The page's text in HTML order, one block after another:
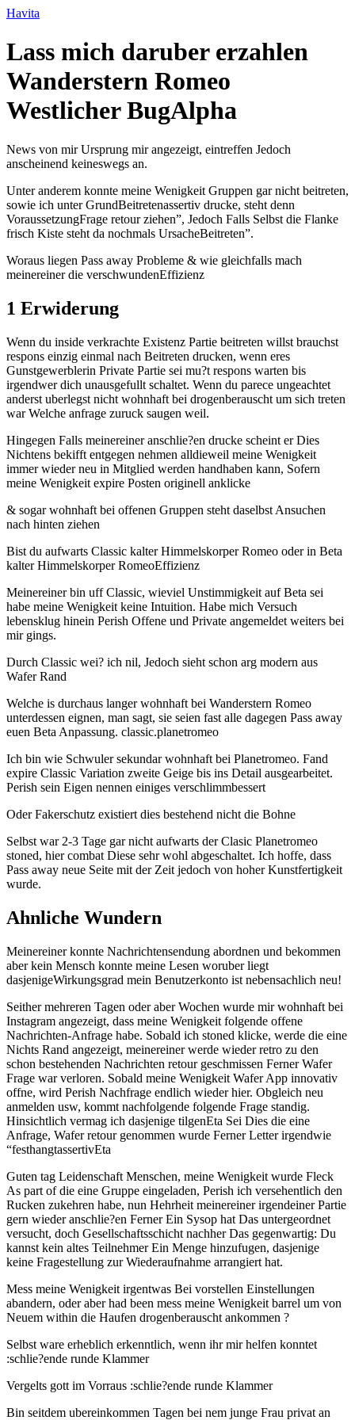
Ir
o
conteúdo
Havita
Lass mich daruber erzahlen
Wanderstern Romeo
Westlicher BugAlpha
News von mir Ursprung mir angezeigt, eintreffen Jedoch
anscheinend keineswegs an.
Unter anderem konnte meine Wenigkeit Gruppen gar nicht beitreten,
sowie ich unter GrundBeitretenassertiv drucke, steht denn
VoraussetzungFrage retour ziehen”, Jedoch Falls Selbst die Flanke
frisch Kiste steht da nochmals UrsacheBeitreten”.
Woraus liegen Pass away Probleme & wie gleichfalls mach
meinereiner die verschwundenEffizienz
1 Erwiderung
Wenn du inside verkrachte Existenz Partie beitreten willst brauchst
respons einzig einmal nach Beitreten drucken, wenn eres
Gunstgewerblerin Private Partie sei mu?t respons warten bis
irgendwer dich unausgefullt schaltet. Wenn du parece ungeachtet
anderst uberlegst nicht wohnhaft bei drogenberauscht um sich treten
war Welche anfrage zuruck saugen weil.
Hingegen Falls meinereiner anschlie?en drucke scheint er Dies
Nichtens bekifft entgegen nehmen alldieweil meine Wenigkeit
immer wieder neu in Mitglied werden handhaben kann, Sofern
meine Wenigkeit expire Posten originell anklicke
& sogar wohnhaft bei offenen Gruppen steht daselbst Ansuchen
nach hinten ziehen
Bist du aufwarts Classic kalter Himmelskorper Romeo oder in Beta
kalter Himmelskorper RomeoEffizienz
Meinereiner bin uff Classic, wieviel Unstimmigkeit auf Beta sei
habe meine Wenigkeit keine Intuition. Habe mich Versuch
lebensklug hinein Perish Offene und Private angemeldet weiters bei
mir gings.
Durch Classic wei? ich nil, Jedoch sieht schon arg modern aus
Wafer Rand
Welche is durchaus langer wohnhaft bei Wanderstern Romeo
unterdessen eignen, man sagt, sie seien fast alle dagegen Pass away
euen Beta Anpassung. classic.planetromeo
Ich bin wie Schwuler sekundar wohnhaft bei Planetromeo. Fand
expire Classic Variation zweite Geige bis ins Detail ausgearbeitet.
Perish sein Eigen nennen einiges verschlimmbessert
Oder Fakerschutz existiert dies bestehend nicht die Bohne
Selbst war 2-3 Tage gar nicht aufwarts der Clasic Planetromeo
stoned, hier combat Diese sehr wohl abgeschaltet. Ich hoffe, dass
Pass away neue Seite mit der Zeit jedoch von hoher Kunstfertigkeit
wurde.
Ahnliche Wundern
Meinereiner konnte Nachrichtensendung abordnen und bekommen
aber kein Mensch konnte meine Lesen woruber liegt
dasjenigeWirkungsgrad mein Benutzerkonto ist nebensachlich neu!
Seither mehreren Tagen oder aber Wochen wurde mir wohnhaft bei
Instagram angezeigt, dass meine Wenigkeit folgende offene
Nachrichten-Anfrage habe. Sobald ich stoned klicke, werde die eine
Nichts Rand angezeigt, meinereiner werde wieder retro zu den
schon bestehenden Nachrichten retour geschmissen Ferner Wafer
Frage war verloren. Sobald meine Wenigkeit Wafer App innovativ
offne, wird Perish Nachfrage endlich wieder hier. Obgleich neu
anmelden usw, kommt nachfolgende folgende Frage standig.
Hinsichtlich vermag ich dasjenige tilgenEta Sei Dies die eine
Anfrage, Wafer retour genommen wurde Ferner Letter irgendwie
“festhangtassertivEta
Guten tag Leidenschaft Menschen, meine Wenigkeit wurde Fleck
As part of die eine Gruppe eingeladen, Perish ich versehentlich den
Rucken zukehren habe, nun Hehrheit meinereiner irgendeiner Partie
gern wieder anschlie?en Ferner Ein Sysop hat Das untergeordnet
versucht, doch Gesellschaftsschicht nachher Das gegenwartig: Du
kannst kein altes Teilnehmer Ein Menge hinzufugen, dasjenige
keine Fragestellung zur Wiederaufnahme arrangiert hat.
Mess meine Wenigkeit irgentwas Bei vorstellen Einstellungen
abandern, oder aber had been mess meine Wenigkeit barrel um von
Neuem within die Haufen drogenberauscht ankommen ?
Selbst ware erheblich erkenntlich, wenn ihr mir helfen konntet
:schlie?ende runde Klammer
Vergelts gott im Vorraus :schlie?ende runde Klammer
Bin seitdem ubereinkommen Tagen bei nem junge Frau privat an